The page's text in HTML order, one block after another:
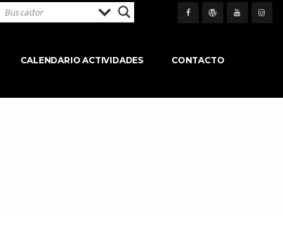
CALENDARIO ACTIVIDADES CONTACTO